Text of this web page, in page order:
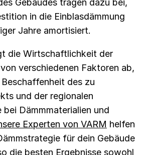
Gebäudes tragen dazu bei,
in die Einblasdämmung
Jahre amortisiert.
die Wirtschaftlichkeit der
verschiedenen Faktoren ab,
des zu
und der regionalen
bei Dämmmaterialien und
Experten von VARM helfen
für dein Gebäude
die besten Ergebnisse sowohl